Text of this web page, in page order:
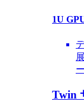
1U
Twin